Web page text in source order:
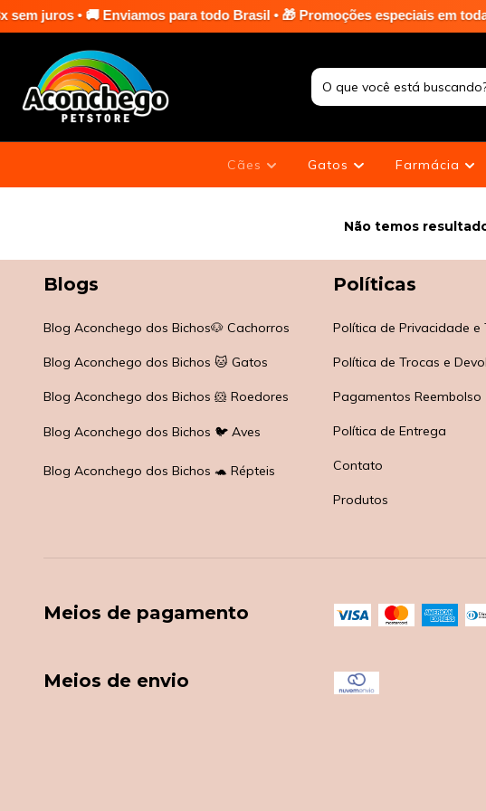
• 🚚 Enviamos para todo Brasil • 🎁 Promoções especiais em toda a
Cães Gatos Farmácia
Não temos
Blogs
Blog Aconchego dos Bichos🐶 Cachorros
Blog Aconchego dos Bichos 🐱 Gatos
Blog Aconchego dos Bichos 🐹 Roedores
Blog Aconchego dos Bichos 🐦 Aves
Blog Aconchego dos Bichos 🐢 Répteis
Políticas
Política de Privacidade e
Política de Trocas e
Pagamentos Reembolso
Política de Entrega
Contato
Produtos
Meios de pagamento
Meios de envio